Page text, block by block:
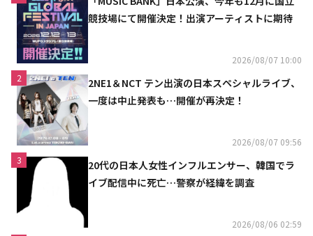
競技場にて開催決定！出演アーティストに期待
2026/08/07 10:00
2
2NE1＆NCT テン出演の日本スペシャルライブ、
一度は中止発表も…開催が再決定！
2026/08/07 09:56
3
20代の日本人女性インフルエンサー、韓国でラ
イブ配信中に死亡…警察が経緯を調査
2026/08/06 02:59